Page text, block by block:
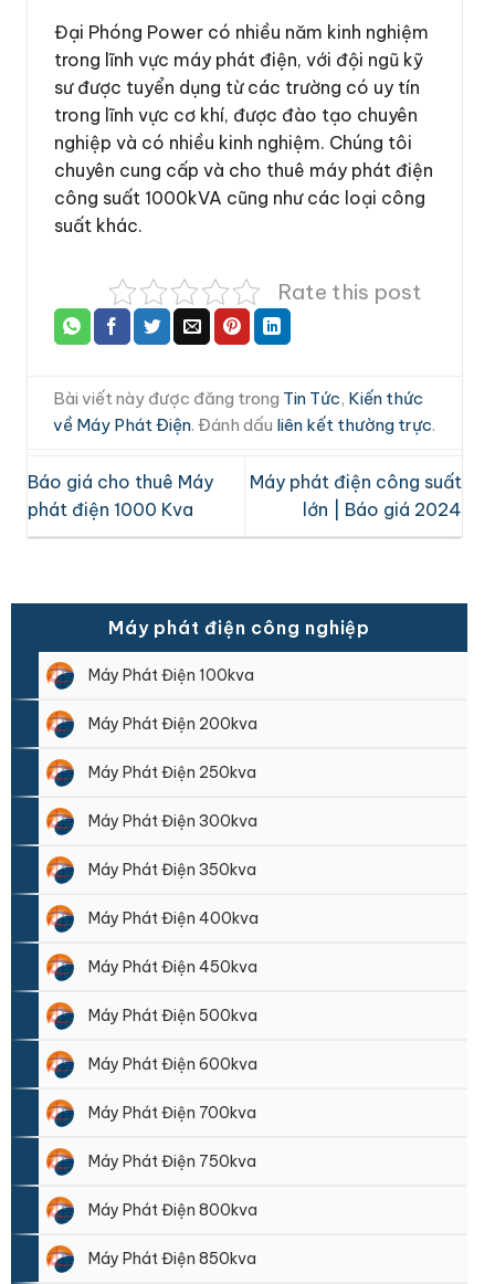
Đại Phóng Power có nhiều năm kinh nghiệm
trong lĩnh vực máy phát điện, với đội ngũ kỹ
sư được tuyển dụng từ các trường có uy tín
trong lĩnh vực cơ khí, được đào tạo chuyên
nghiệp và có nhiều kinh nghiệm. Chúng tôi
chuyên cung cấp và cho thuê máy phát điện
công suất 1000kVA cũng như các loại công
suất khác.
Rate this post
Bài viết này được đăng trong Tin Tức, Kiến thức
về Máy Phát Điện. Đánh dấu liên kết thường trực.
Báo giá cho thuê Máy
phát điện 1000 Kva
Máy phát điện công suất
lớn | Báo giá 2024
Máy phát điện công nghiệp
Máy Phát Điện 100kva
Máy Phát Điện 200kva
Máy Phát Điện 250kva
Máy Phát Điện 300kva
Máy Phát Điện 350kva
Máy Phát Điện 400kva
Máy Phát Điện 450kva
Máy Phát Điện 500kva
Máy Phát Điện 600kva
Máy Phát Điện 700kva
Máy Phát Điện 750kva
Máy Phát Điện 800kva
Máy Phát Điện 850kva